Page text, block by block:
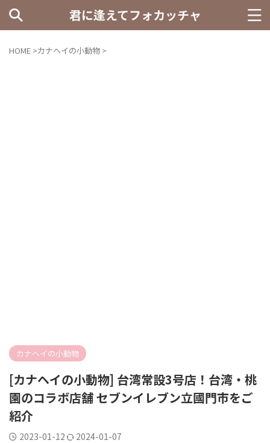
君に逢えてフォカッチャ
HOME >カナヘイの小動物 >
カナヘイの小動物
[カナヘイの小動物] 台湾常設3号店！台湾・桃
園のコラボ店舗 セブンイレブン立國門市をご
紹介
2023-01-12 2024-01-07